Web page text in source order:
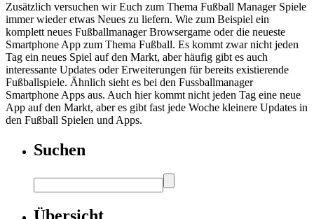
Zusätzlich versuchen wir Euch zum Thema Fußball Manager Spiele
immer wieder etwas Neues zu liefern. Wie zum Beispiel ein
komplett neues Fußballmanager Browsergame oder die neueste
Smartphone App zum Thema Fußball. Es kommt zwar nicht jeden
Tag ein neues Spiel auf den Markt, aber häufig gibt es auch
interessante Updates oder Erweiterungen für bereits existierende
Fußballspiele. Ähnlich sieht es bei den Fussballmanager
Smartphone Apps aus. Auch hier kommt nicht jeden Tag eine neue
App auf den Markt, aber es gibt fast jede Woche kleinere Updates in
den Fußball Spielen und Apps.
Suchen